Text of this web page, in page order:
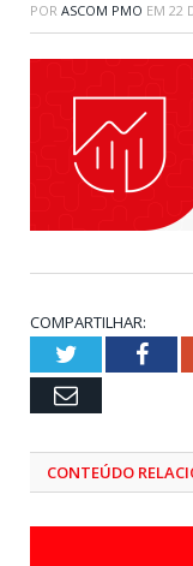
POR ASCOM PMO EM 22
COMPARTILHAR:
Twitter
Email
CONTEÚDO